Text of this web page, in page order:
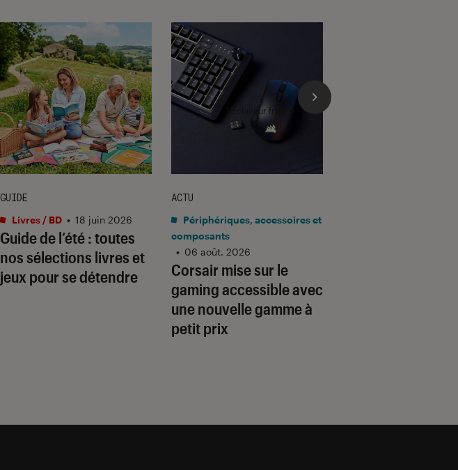
Guide de l’été : toutes
nos sélections livres et
jeux pour se détendre
GUIDE
Livres / BD • 18 juin 2026
Corsair mise sur le
gaming accessible avec
une nouvelle gamme à
petit prix
ACTU
Périphériques, accessoires et
composants
• 06 août. 2026
l'Éclaireur fnac">